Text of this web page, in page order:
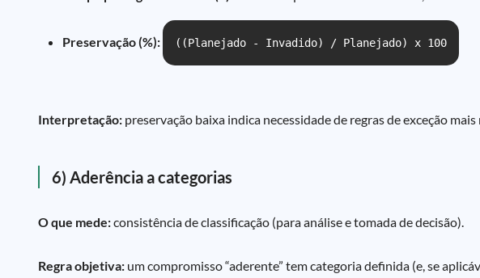
Preservação (%): ((Planejado - Invadido) / Planejado) x 100
Interpretação: preservação baixa indica necessidade de regras de exceção
6) Aderência a categorias
O que mede:consistência de classificação (para análise e tomada de decisão).
Regra objetiva: um compromisso “aderente” tem categoria definida (e, se